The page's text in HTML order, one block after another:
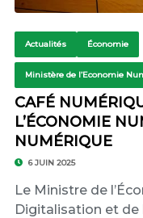
Actualités Économie
Ministère de l’Economie
CAFÉ
L’ÉCONOMIE
NUMÉRIQUE
6 JUIN 2025
Le Ministre de
Digitalisation et de